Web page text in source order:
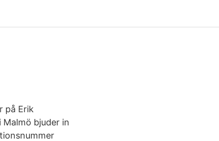
på Erik
bjuder in